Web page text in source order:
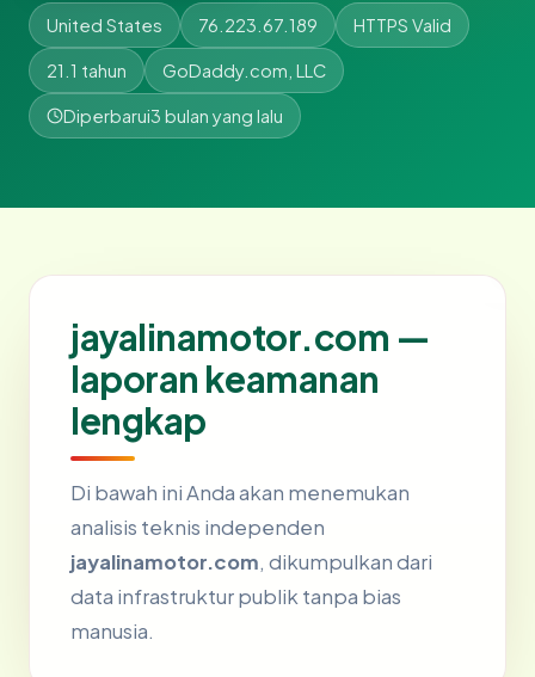
United States 76.223.67.189 HTTPS Valid
21.1 tahun GoDaddy.com, LLC
Diperbarui3 bulan yang lalu
jayalinamotor.com —
laporan keamanan
lengkap
Di bawah ini Anda akan menemukan
analisis teknis independen
jayalinamotor.com, dikumpulkan dari
data infrastruktur publik tanpa bias
manusia.